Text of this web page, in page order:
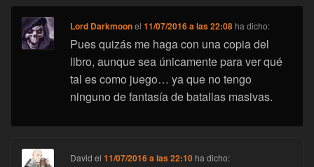
Lord Darkmoonel11/07/2016 a las 22:08 ha dicho:
Pues quizás me haga con una copia del
libro, aunque sea únicamente para ver qué
tal es como juego… ya que no tengo
ninguno de fantasía de batallas masivas.
David el11/07/2016 a las 22:10 ha dicho: